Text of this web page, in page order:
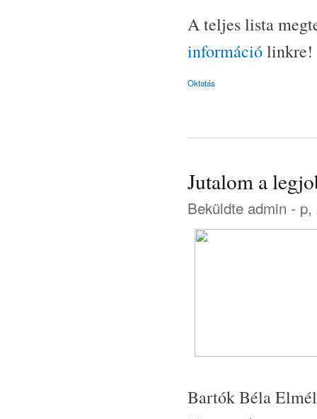
A teljes lista
információlinkre!
Oktatás
Jutalom a
Beküldte admin - p,
Bartók Béla